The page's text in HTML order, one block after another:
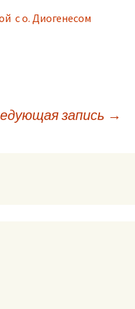
с о. Диогенесом
запись →